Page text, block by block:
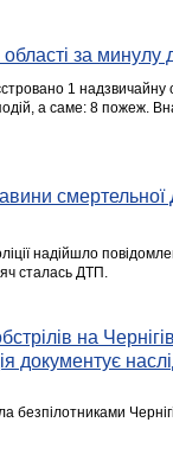
області за минулу
1 надзвичайну
а саме: 8 пожеж.
надійшло
сталась ДТП.
на
документує
безпілотниками